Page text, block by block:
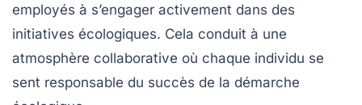
employés à s’engager activement dans des
initiatives écologiques. Cela conduit à une
atmosphère collaborative où chaque individu se
sent responsable du succès de la démarche